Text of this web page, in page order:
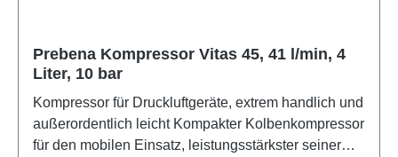
Prebena Kompressor Vitas 45, 41 l/min, 4
Liter, 10 bar
Kompressor für Druckluftgeräte, extrem handlich und
außerordentlich leicht Kompakter Kolbenkompressor
für den mobilen Einsatz, leistungsstärkster seiner